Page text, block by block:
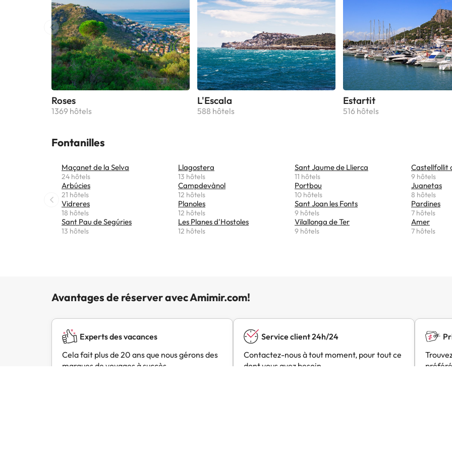
Roses
1369 hôtels
L'Escala
588 hôtels
Estartit
516 hôtels
Fontanilles
Maçanet de la Selva
24 hôtels
Arbúcies
21 hôtels
Vidreres
18 hôtels
Sant Pau de Segúries
13 hôtels
Llagostera
13 hôtels
Campdevànol
12 hôtels
Planoles
12 hôtels
Les Planes d'Hostoles
12 hôtels
Sant Jaume de Llierca
11 hôtels
Portbou
10 hôtels
Sant Joan les Fonts
9 hôtels
Vilallonga de Ter
9 hôtels
Castellfollit
9 hôtels
Juanetas
8 hôtels
Pardines
7 hôtels
Amer
7 hôtels
Avantages de réserver avec Amimir.com!
Experts des vacances
Cela fait plus de 20 ans que nous gérons des
marques de voyages à succès.
Service client 24h/24
Contactez-nous à tout moment, pour tout ce
dont vous avez besoin.